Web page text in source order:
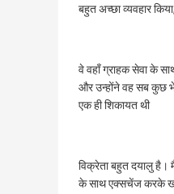
बहुत अच्छा व्यवहार
वे वहाँ ग्राहक सेवा के
और उन्होंने वह सब कुछ
एक ही शिकायत थी
विक्रेता बहुत दयालु
के साथ एक्सचेंज करके